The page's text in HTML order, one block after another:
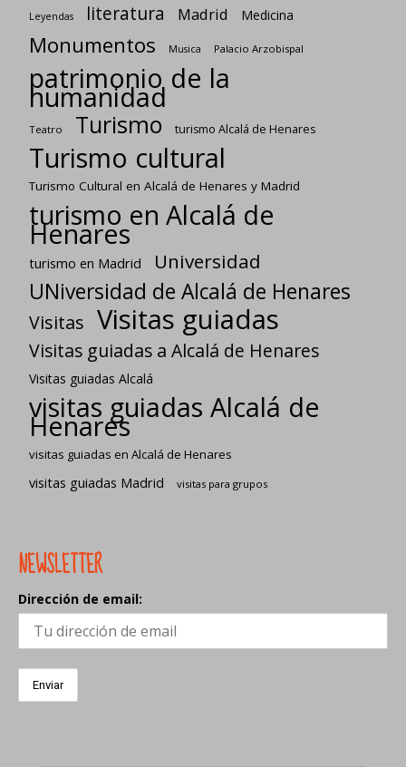
Leyendas literatura Madrid Medicina
Monumentos Musica Palacio Arzobispal
patrimonio de la
humanidad
Teatro Turismo turismo Alcalá de Henares
Turismo cultural
Turismo Cultural en Alcalá de Henares y Madrid
turismo en Alcalá de
Henares
turismo en Madrid Universidad
UNiversidad de Alcalá de Henares
Visitas Visitas guiadas
Visitas guiadas a Alcalá de Henares
Visitas guiadas Alcalá
visitas guiadas Alcalá de
Henares
visitas guiadas en Alcalá de Henares
visitas guiadas Madrid visitas para grupos
NEWSLETTER
Dirección de email: